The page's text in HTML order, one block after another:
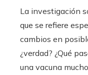
La investigación
que se refiere
cambios en
¿verdad? ¿Qué
una vacuna